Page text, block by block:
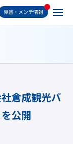
障害・メンテ情報
倉成観光バ
公開